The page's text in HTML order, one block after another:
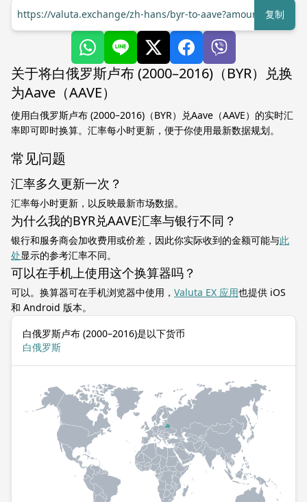
https://valuta.exchange/zh-hans/byr-to-aave?amount=1复制
关于将白俄罗斯卢布 (2000–2016)（BYR）兑换
为Aave（AAVE）
使用白俄罗斯卢布 (2000–2016)（BYR）兑Aave（AAVE）的实时汇
率即可即时换算。汇率每小时更新，便于你使用最新数据规划。
常见问题
汇率多久更新一次？
汇率每小时更新，以反映最新市场数据。
为什么我的BYR兑AAVE汇率与银行不同？
银行和服务商会加收费用或价差，因此你实际收到的金额可能与此
处显示的参考汇率不同。
可以在手机上使用这个换算器吗？
可以。换算器可在手机浏览器中使用， Valuta EX 应用也提供 iOS
和 Android 版本。
白俄罗斯卢布 (2000–2016)是以下货币
白俄罗斯